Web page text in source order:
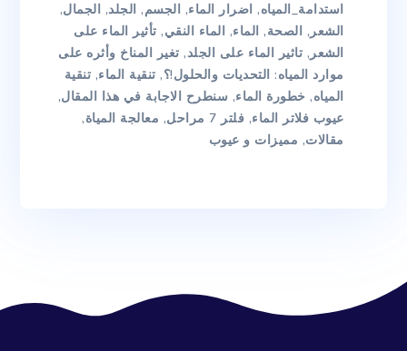
استدامة_المياه, اضرار الماء, الجسم, الجلد, الجمال,
الشعر , الصحة, الماء, الماء النقي, تأثير الماء على
الشعر , تاثير الماء على الجلد, تغير المناخ وأثره على
موارد المياه: التحديات والحلول!؟, تنقية الماء, تنقية
المياه, خطورة الماء, سنطرح الاجابة في هذا المقال,
عيوب فلاتر الماء, فلتر 7 مراحل , معالجة المياة,
مقالات, مميزات و عيوب